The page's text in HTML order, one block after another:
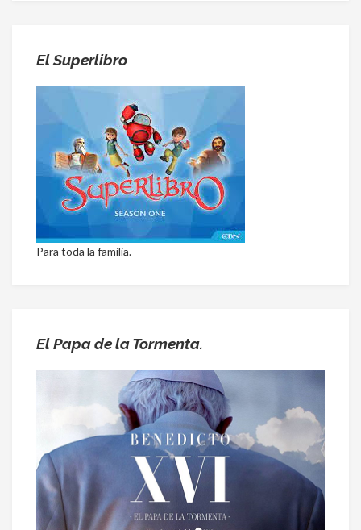
El Superlibro
Para toda la familia.
El Papa de la Tormenta.